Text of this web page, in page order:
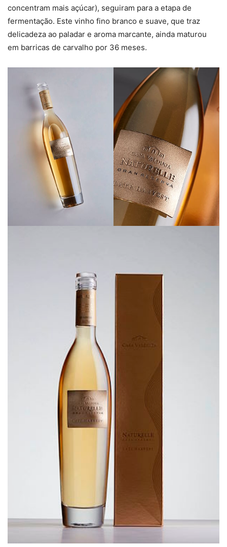
concentram mais açúcar), seguiram para a etapa de
fermentação. Este vinho fino branco e suave, que traz
delicadeza ao paladar e aroma marcante, ainda maturou
em barricas de carvalho por 36 meses.